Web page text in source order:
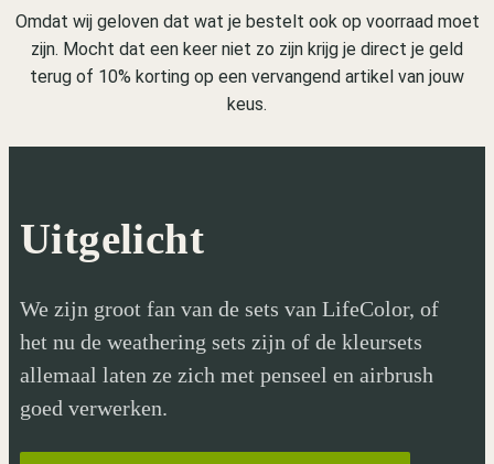
Omdat wij geloven dat wat je bestelt ook op voorraad moet
zijn. Mocht dat een keer niet zo zijn krijg je direct je geld
terug of 10% korting op een vervangend artikel van jouw
keus.
Uitgelicht
We zijn groot fan van de sets van LifeColor, of
het nu de weathering sets zijn of de kleursets
allemaal laten ze zich met penseel en airbrush
goed verwerken.